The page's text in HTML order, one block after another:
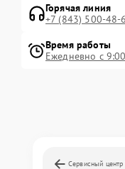
Горячая линия
+7 (843) 500-48-
Время работы
Ежедневно с
Сервисный